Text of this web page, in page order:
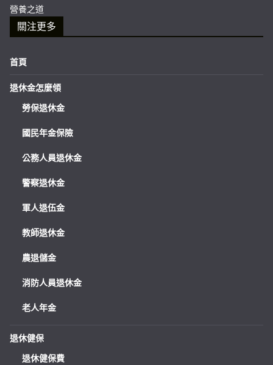
營養之道
關注更多
首頁
退休金怎麼領
勞保退休金
國民年金保險
公務人員退休金
警察退休金
軍人退伍金
教師退休金
農退儲金
消防人員退休金
老人年金
退休健保
退休健保費